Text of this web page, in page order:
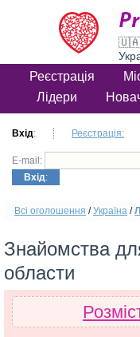
🇺🇦
Реєстрація
Лідери
Вхід: Реєстрація:
E-mail:
Вхід:
Всі оголошення /Україна /
Знайомства
области